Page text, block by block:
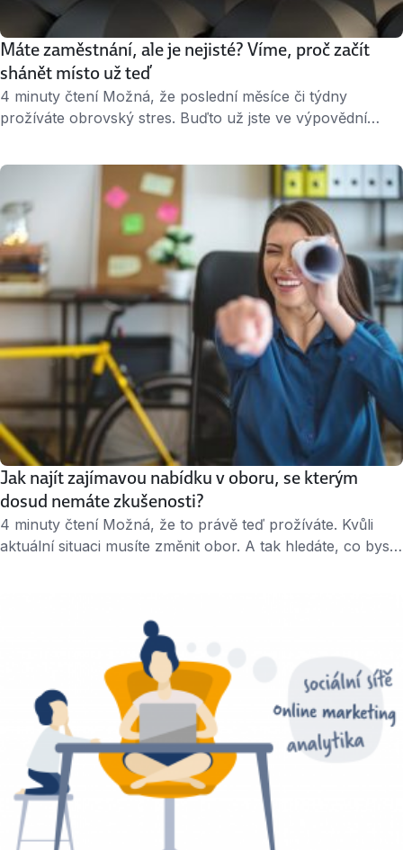
Máte zaměstnání, ale je nejisté? Víme, proč začít
shánět místo už teď
4 minuty čtení Možná, že poslední měsíce či týdny
prožíváte obrovský stres. Buďto už jste ve výpovědní
zrovna neprosperuje, všude se šušká, že se budou
snižovat stavy, a vaše pozice ve společnosti není
nejsilnější. Ať už jste v první či druhé situaci, na nic
nečekejte …
Jak najít zajímavou nabídku v oboru, se kterým
dosud nemáte zkušenosti?
4 minuty čtení Možná, že to právě teď prožíváte. Kvůli
aktuální situaci musíte změnit obor. A tak hledáte, co byste
najít tu správnou nabídku. Prozkoumejte …